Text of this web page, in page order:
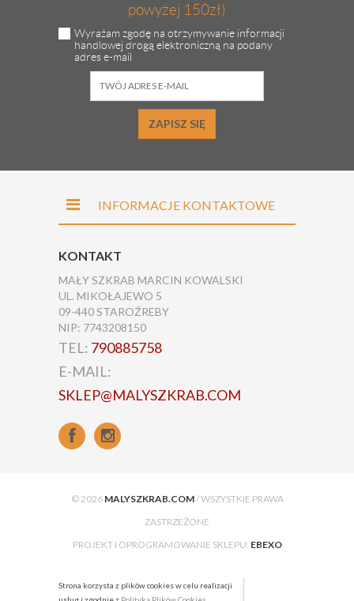
powyżej 150zł)
Wyrażam zgodę na otrzymywanie informacji
handlowej drogą elektroniczną na podany
adres e-mail
ZAPISZ SIĘ
INFORMACJE KONTAKTOWE
KONTAKT
MAŁY SZKRAB MARCIN KOWALSKI
UL. MIKOŁAJEWO 5
09-440 STAROŹREBY
NIP: 7743208150
TEL: 790885758
E-MAIL:
SKLEP@MALYSZKRAB.COM
© 2026 MALYSZKRAB.COM/ WSZYSTKIE PRAWA
ZASTRZEŻONE
PROJEKT I OPROGRAMOWANIE SKLEPU: EBEXO
Strona korzysta z plików cookies w celu realizacji